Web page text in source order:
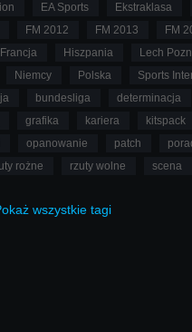
EA Sports
Ekstraklasa
FM 2012 FM 2013
FM
Francja Hiszpania
Lech
Niemcy Polska
Sports
bundesliga
determinacja
grafika kariera
kitspack
opanowanie patch
rożne rzuty wolne
scena
wszystkie tagi